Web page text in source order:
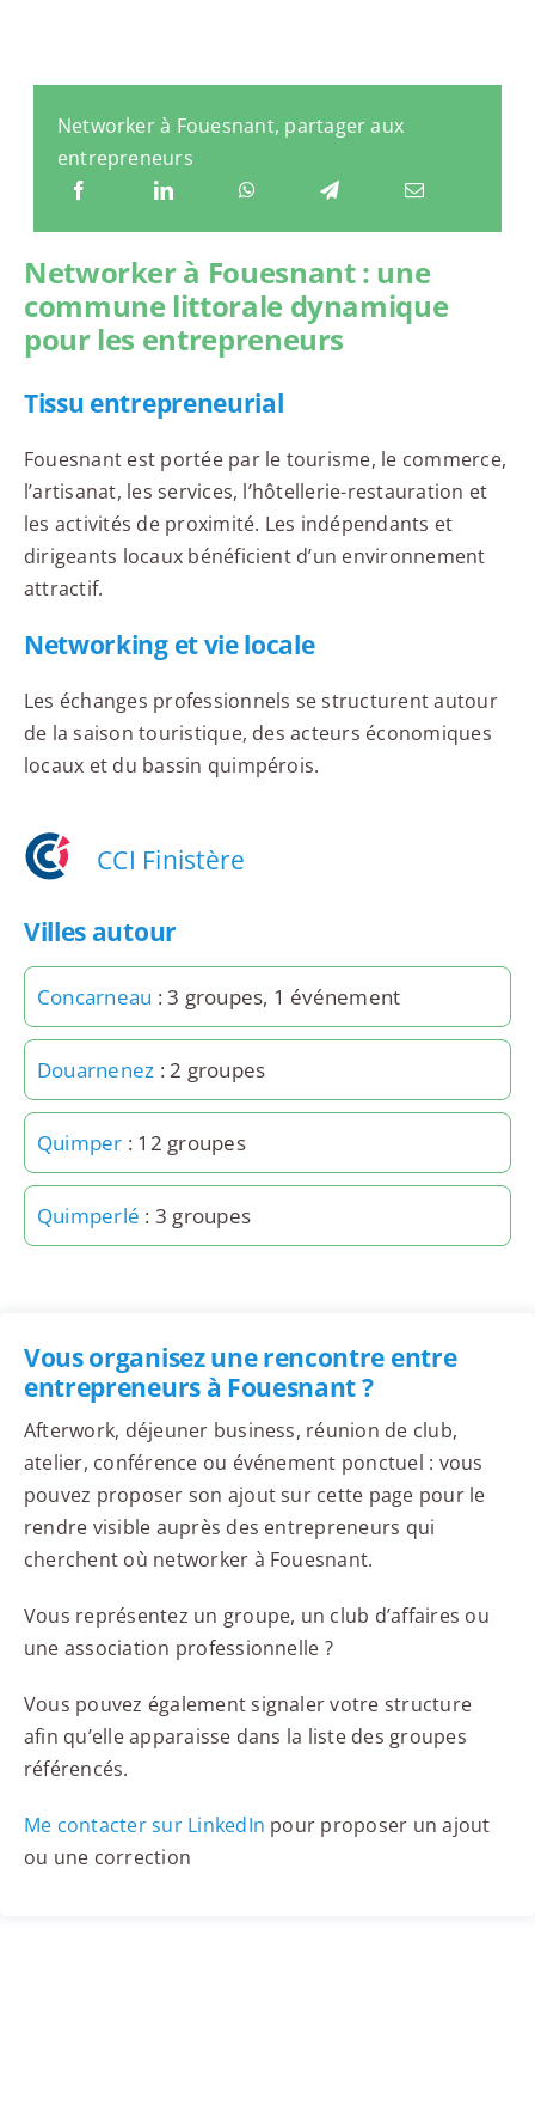
Networker à Fouesnant, partager aux
entrepreneurs
Networker à Fouesnant : une
commune littorale dynamique
pour les entrepreneurs
Tissu entrepreneurial
Fouesnant est portée par le tourisme, le commerce,
l’artisanat, les services, l’hôtellerie-restauration et
les activités de proximité. Les indépendants et
dirigeants locaux bénéficient d’un environnement
attractif.
Networking et vie locale
Les échanges professionnels se structurent autour
de la saison touristique, des acteurs économiques
locaux et du bassin quimpérois.
CCI Finistère
Villes autour
Concarneau : 3 groupes, 1 événement
Douarnenez : 2 groupes
Quimper : 12 groupes
Quimperlé : 3 groupes
Vous organisez une rencontre entre
entrepreneurs à Fouesnant ?
Afterwork, déjeuner business, réunion de club,
atelier, conférence ou événement ponctuel : vous
pouvez proposer son ajout sur cette page pour le
rendre visible auprès des entrepreneurs qui
cherchent où networker à Fouesnant.
Vous représentez un groupe, un club d’affaires ou
une association professionnelle ?
Vous pouvez également signaler votre structure
afin qu’elle apparaisse dans la liste des groupes
référencés.
Me contacter sur LinkedIn pour proposer un ajout
ou une correction